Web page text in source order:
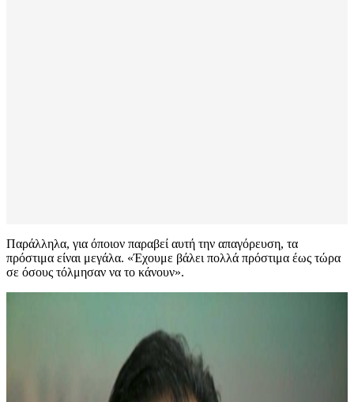
Παράλληλα, για όποιον παραβεί αυτή την απαγόρευση, τα
πρόστιμα είναι μεγάλα. «Έχουμε βάλει πολλά πρόστιμα έως τώρα
σε όσους τόλμησαν να το κάνουν».